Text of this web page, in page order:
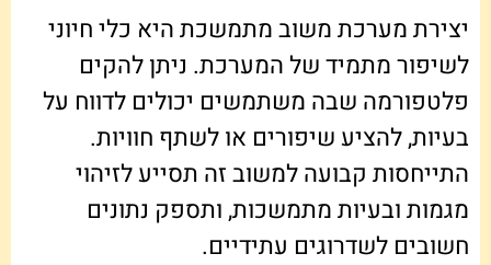
יצירת מערכת משוב מתמשכת היא כלי חיוני
לשיפור מתמיד של המערכת. ניתן להקים
פלטפורמה שבה משתמשים יכולים לדווח על
בעיות, להציע שיפורים או לשתף חוויות.
התייחסות קבועה למשוב זה תסייע לזיהוי
מגמות ובעיות מתמשכות, ותספק נתונים
חשובים לשדרוגים עתידיים.